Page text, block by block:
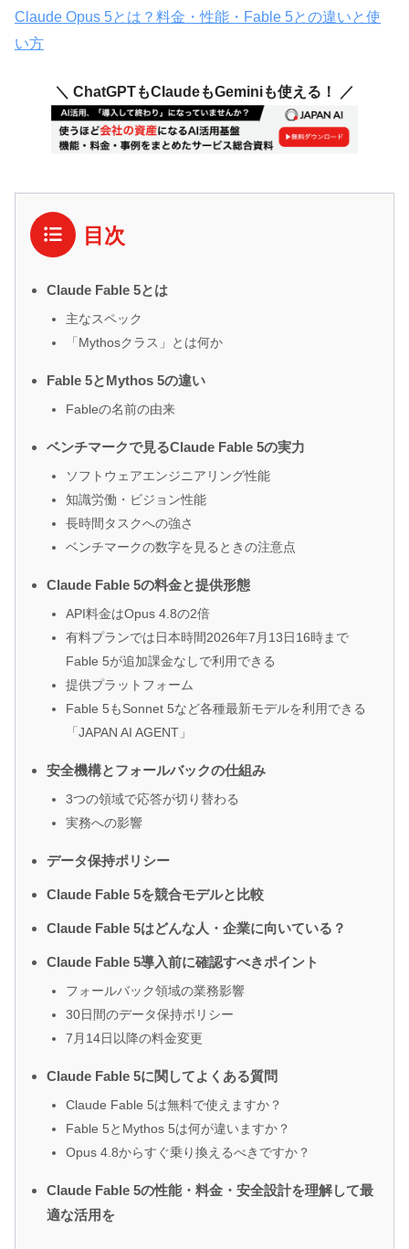
Claude Opus 5とは？料金・性能・Fable 5との違いと使
い方
＼ ChatGPTもClaudeもGeminiも使える！ ／
目次
Claude Fable 5とは
主なスペック
「Mythosクラス」とは何か
Fable 5とMythos 5の違い
Fableの名前の由来
ベンチマークで見るClaude Fable 5の実力
ソフトウェアエンジニアリング性能
知識労働・ビジョン性能
長時間タスクへの強さ
ベンチマークの数字を見るときの注意点
Claude Fable 5の料金と提供形態
API料金はOpus 4.8の2倍
有料プランでは日本時間2026年7月13日16時まで
Fable 5が追加課金なしで利用できる
提供プラットフォーム
Fable 5もSonnet 5など各種最新モデルを利用できる
「JAPAN AI AGENT」
安全機構とフォールバックの仕組み
3つの領域で応答が切り替わる
実務への影響
データ保持ポリシー
Claude Fable 5を競合モデルと比較
Claude Fable 5はどんな人・企業に向いている？
Claude Fable 5導入前に確認すべきポイント
フォールバック領域の業務影響
30日間のデータ保持ポリシー
7月14日以降の料金変更
Claude Fable 5に関してよくある質問
Claude Fable 5は無料で使えますか？
Fable 5とMythos 5は何が違いますか？
Opus 4.8からすぐ乗り換えるべきですか？
Claude Fable 5の性能・料金・安全設計を理解して最
適な活用を